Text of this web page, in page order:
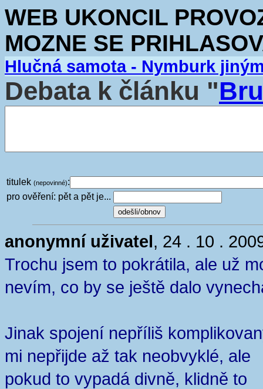
WEB UKONCIL
MOZNE SE
Hlučná samota - Nymburk
Debata k článku "
titulek (nepovinné):
pro ověření: pět a pět je...
anonymní uživatel, 24 . 10 .
Trochu jsem to pokrátila, ale už
nevím, co by se ještě dalo
Jinak spojení nepříliš
mi nepřijde až tak neobvyklé, ale
pokud to vypadá divně, klidně to